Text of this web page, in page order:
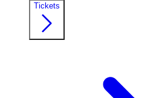
Tickets